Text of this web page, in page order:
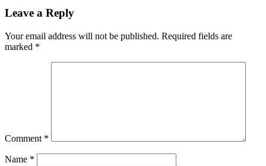
Leave a Reply
Your email address will not be published. Required fields are
marked *
Comment *
Name *